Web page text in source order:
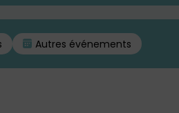
Autres événements